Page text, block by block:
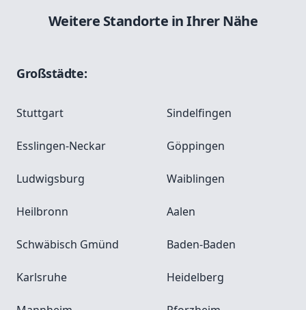
Weitere Standorte in Ihrer Nähe
Großstädte:
Stuttgart Sindelfingen
Esslingen-Neckar Göppingen
Ludwigsburg Waiblingen
Heilbronn Aalen
Schwäbisch Gmünd Baden-Baden
Karlsruhe Heidelberg